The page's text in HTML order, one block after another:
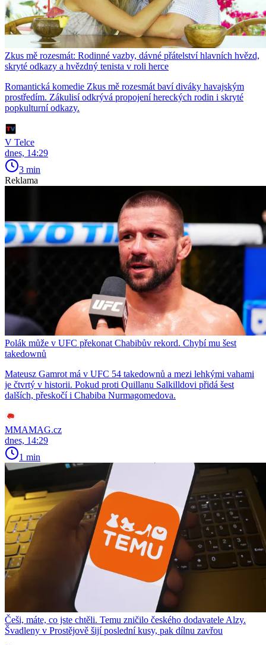
Zkus mě rozesmát: Rodinné vazby, dávné přátelství hlavních hvězd,
skryté odkazy a hvězdný tenista v roli herce
Romantická komedie Zkus mě rozesmát baví diváky havajským
prostředím. Zákulisí odkrývá propojení hereckých rodin i skryté
popkulturní odkazy.
V Telce
dnes, 14:29
3 min
Reklama
Polák může v UFC překonat Chabibův rekord. Chybí mu šest
takedownů
Mateusz Gamrot má v UFC 54 takedownů a mezi lehkými vahami
je čtvrtý v historii. Pokud proti Quillanu Salkilldovi přidá šest
dalších, přeskočí i Chabiba Nurmagomedova.
MMAMAG.cz
dnes, 14:29
1 min
Češi, máte, co jste chtěli. Temu zničilo českého dodavatele Alzy.
Švadleny v Prostějově šijí poslední kusy, pak dílnu zavřou